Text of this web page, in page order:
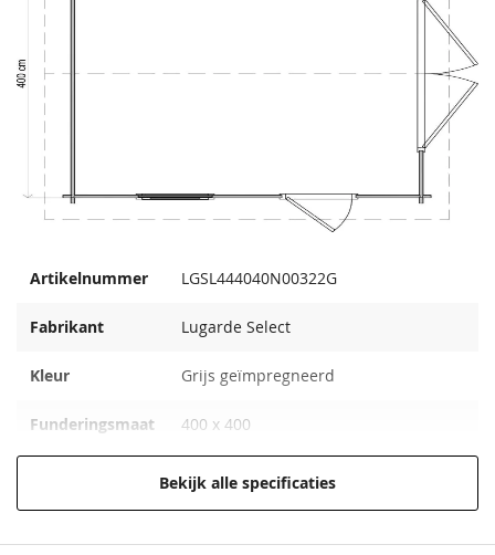
Zelf monteren
Kooten montageservice -
Artikelnummer LGSL444040N00322G
Fabrikant Lugarde Select
Kleur Grijs geïmpregneerd
Funderingsmaat 400 x 400
Grijs geïmpregneerd
Incl. berging Met berging
Bekijk alle specificaties